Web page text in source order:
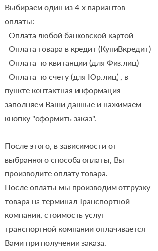
Выбираем один из 4-х вариантов
оплаты:
Оплата любой банковской картой
Оплата товара в кредит (КупиВкредит)
Оплата по квитанции (для Физ.лиц)
Оплата по счету (для Юр.лиц) , в
пункте контактная информация
заполняем Ваши данные и нажимаем
кнопку "оформить заказ".
После этого, в зависимости от
выбранного способа оплаты, Вы
производите оплату товара.
После оплаты мы производим отгрузку
товара на терминал Транспортной
компании, стоимость услуг
транспортной компании оплачивается
Вами при получении заказа.